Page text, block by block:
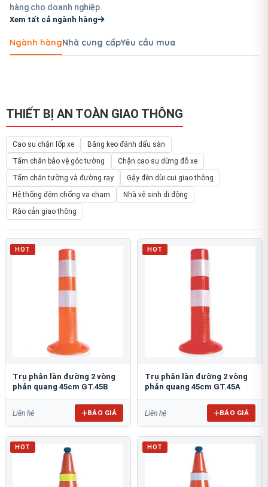
hàng cho doanh nghiệp.
Xem tất cả ngành hàng
Ngành hàngNhà cung cấpYêu cầu mua
THIẾT BỊ AN TOÀN GIAO THÔNG
Cao su chặn lốp xe
Băng keo đánh dấu sàn
Tấm chắn bảo vệ góc tường
Chặn cao su dừng đỗ xe
Tấm chắn tường và đường ray
Gậy đèn dùi cui giao thông
Hệ thống đệm chống va chạm
Nhà vệ sinh di động
Rào cản giao thông
HOT
Trụ phân làn đường 2 vòng
phản quang 45cm GT.45B
Liên hệ BÁO GIÁ
HOT
Trụ phân làn đường 2 vòng
phản quang 45cm GT.45A
Liên hệ BÁO GIÁ
HOT HOT